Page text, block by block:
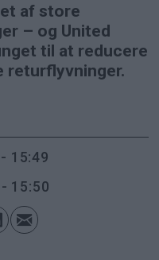
af store
– og United
til at reducere
returflyvninger.
15:49
- 15:50